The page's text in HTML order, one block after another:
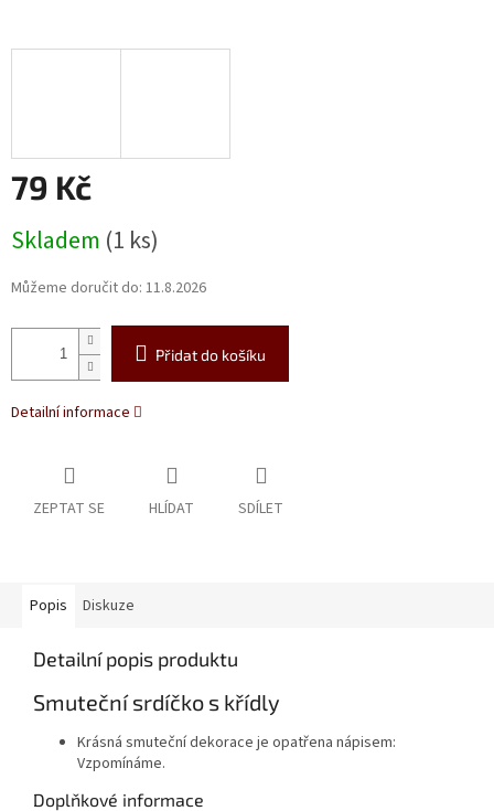
79 Kč
cena:
Skladem (1 ks)
Můžeme doručit do: 11.8.2026
Přidat do košíku
Detailní informace
ZEPTAT SE HLÍDAT SDÍLET
Popis Diskuze
Detailní popis produktu
Smuteční srdíčko s křídly
Krásná smuteční dekorace je opatřena nápisem:
Vzpomínáme.
Doplňkové informace